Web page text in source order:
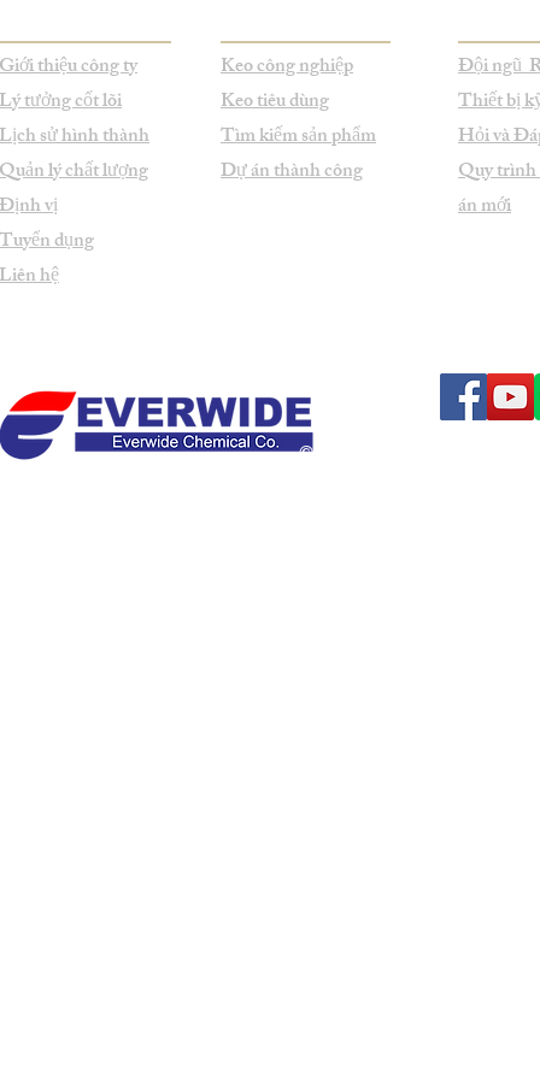
Giới thiệu công ty
Lý tưởng cốt lõi
Lịch sử hình thành
Quản lý chất lượng
Định vị
Tuyển dụng
Liên hệ
Keo công nghiệp
Keo tiêu dùng
Tìm kiếm sản phẩm
Dự án thành công
Đội ngũ
Thiết bị
Hỏi và
Quy trình
án mới
© Bản quyền thuộc 1998-2026